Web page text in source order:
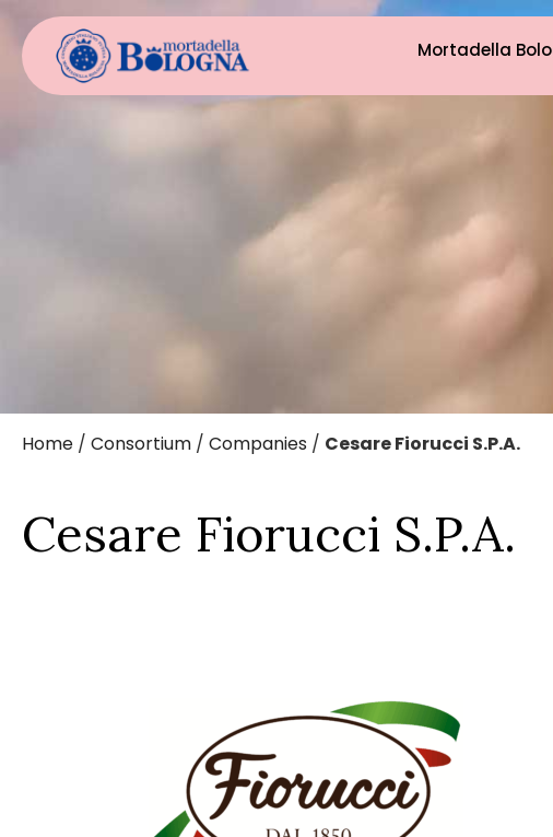
Mortadella
Home / Consortium / Companies / Cesare Fiorucci S.P.A.
Cesare Fiorucci S.P.A.